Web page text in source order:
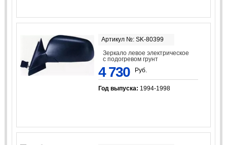
Артикул №: SK-80399
Зеркало левое электрическое
с подогревом грунт
4 730 Руб.
Год выпуска: 1994-1998